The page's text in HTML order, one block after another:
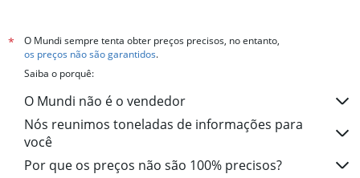
*
O Mundi sempre tenta obter preços precisos, no entanto,
os preços não são garantidos.
Saiba o porquê:
O Mundi não é o vendedor
Nós reunimos toneladas de informações para
você
Por que os preços não são 100% precisos?